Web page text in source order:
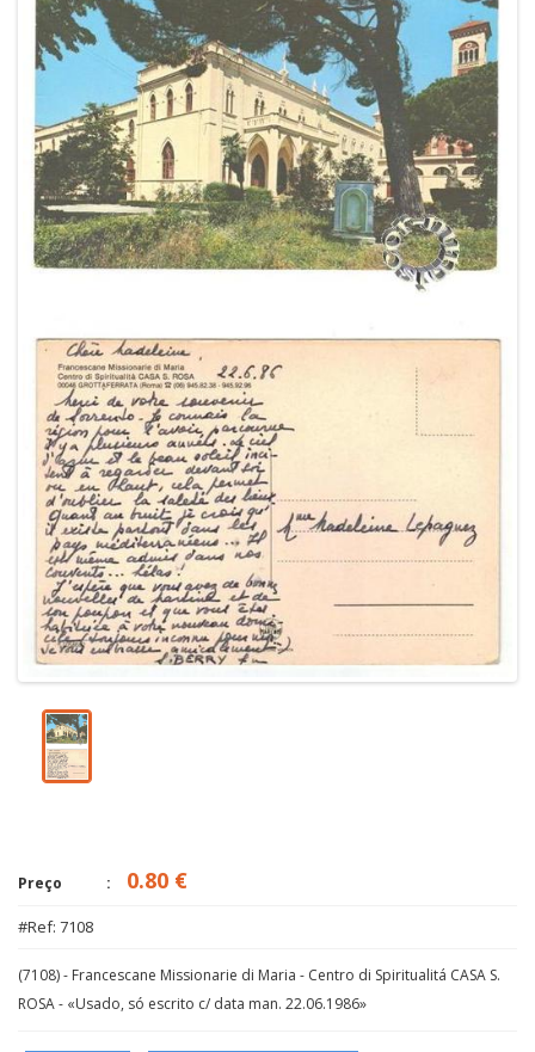
Preço 0.80 €
#Ref: 7108
(7108) - Francescane Missionarie di Maria - Centro di Spiritualitá CASA S.
ROSA - «Usado, só escrito c/ data man. 22.06.1986»